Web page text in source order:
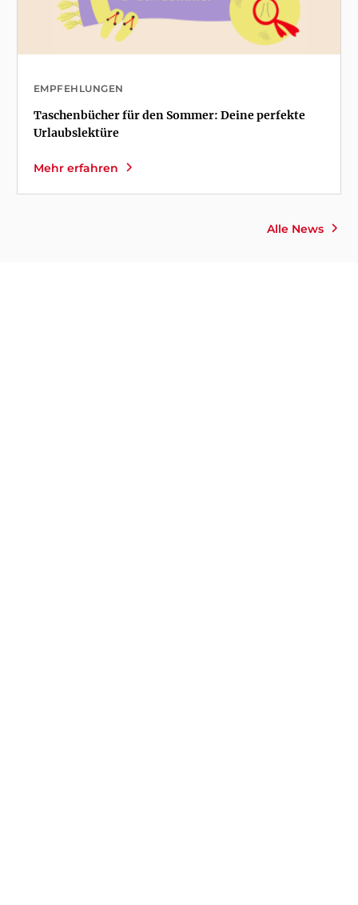
Alle News
EMPFEHLUNGEN
Taschenbücher für den Sommer: Deine perfekte
Urlaubslektüre
Mehr erfahren